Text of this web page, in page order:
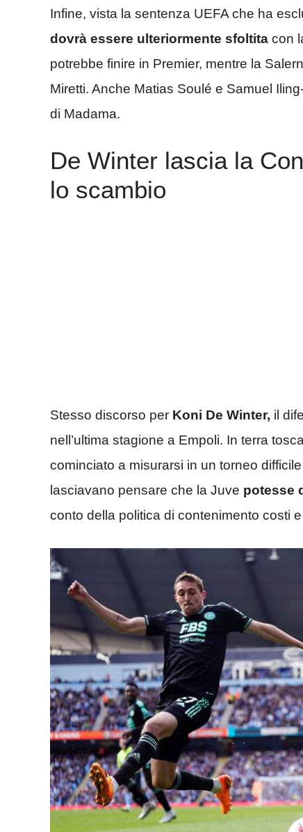
Infine, vista la sentenza UEFA che ha
dovrà essere ulteriormente sfoltita con
potrebbe finire in Premier, mentre la
Miretti. Anche Matias Soulé e Samuel
di Madama.
De Winter lascia la
lo scambio
Stesso discorso per Koni De Winter, il
nell’ultima stagione a Empoli. In terra
cominciato a misurarsi in un torneo
lasciavano pensare che la Juve potesse
conto della politica di contenimento costi